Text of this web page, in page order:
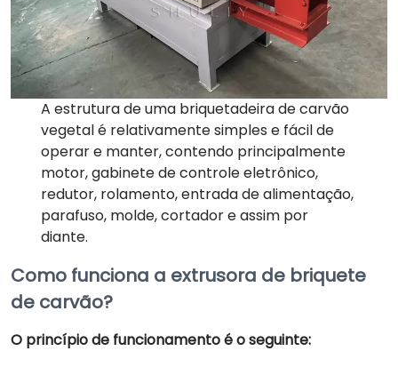
A estrutura de uma briquetadeira de carvão
vegetal é relativamente simples e fácil de
operar e manter, contendo principalmente
motor, gabinete de controle eletrônico,
redutor, rolamento, entrada de alimentação,
parafuso, molde, cortador e assim por
diante.
Como funciona a extrusora de briquete
de carvão?
O princípio de funcionamento é o seguinte: